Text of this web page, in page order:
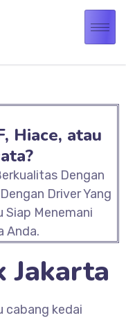
Hiace, atau
Dengan
Driver Yang
Siap Menemani
Anda.
Jakarta
cabang kedai